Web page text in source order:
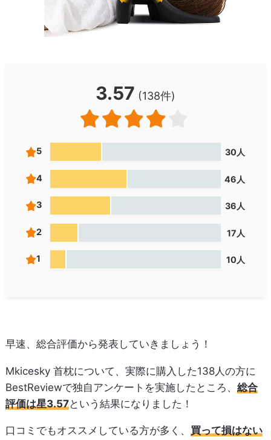
3.57 (138件)
5 30人
4 46人
3 36人
2 17人
1 10人
早速、総合評価から発表していきましょう！
Mkicesky 首枕について、実際に購入した138人の方に
BestReviewで独自アンケートを実施したところ、 総合
評価は星3.57という結果になりました！
口コミでもオススメしている方が多く、 買って損はない